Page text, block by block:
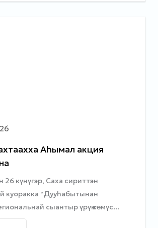
Аһымал акция
күнүгэр, Саха сириттэн
куоракка “Дууһабытынан
сыантыр үрүҥ көмүс...